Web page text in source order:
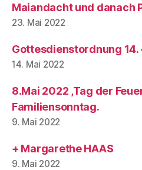
Maiandacht und danach
23. Mai 2022
Gottesdienstordnung 14.
14. Mai 2022
8.Mai 2022 ,Tag der
Familiensonntag.
9. Mai 2022
+ Margarethe HAAS
9. Mai 2022